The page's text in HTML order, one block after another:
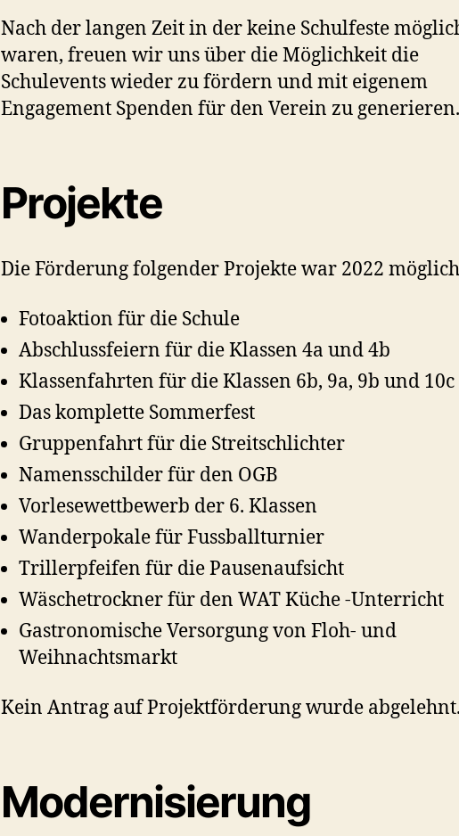
Nach der langen Zeit in der keine Schulfeste
waren, freuen wir uns über die Möglichkeit die
Schulevents wieder zu fördern und mit eigenem
Engagement Spenden für den Verein zu generieren.
Projekte
Die Förderung folgender Projekte war 2022
Fotoaktion für die Schule
Abschlussfeiern für die Klassen 4a und 4b
Klassenfahrten für die Klassen 6b, 9a, 9b und 10c
Das komplette Sommerfest
Gruppenfahrt für die Streitschlichter
Namensschilder für den OGB
Vorlesewettbewerb der 6. Klassen
Wanderpokale für Fussballturnier
Trillerpfeifen für die Pausenaufsicht
Wäschetrockner für den WAT Küche -Unterricht
Gastronomische Versorgung von Floh- und
Weihnachtsmarkt
Kein Antrag auf Projektförderung wurde
Modernisierung